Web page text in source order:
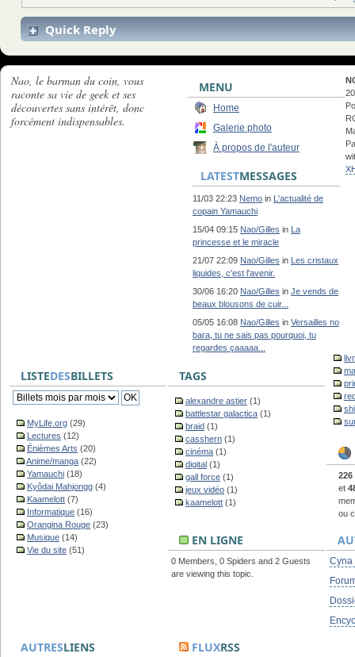
Quick Reply
Nao, le barman du coin, vous
raconte sa vie de geek et ses
découvertes sans intérêt, donc
forcément indispensables.
MENU
Home
Galerie photo
À propos de l'auteur
LATESTMESSAGES
11/03 22:23 Nemo in L'actualité de
copain Yamauchi
15/04 09:15 Nao/Gilles in La
princesse et le miracle
21/07 22:09 Nao/Gilles in Les cristaux
liquides, c'est l'avenir.
30/06 16:20 Nao/Gilles in Je vends de
beaux blousons de cuir...
05/05 16:08 Nao/Gilles in Versailles no
bara, tu ne sais pas pourquoi, tu
regardes çaaaaa...
LISTEDESBILLETS
MyLife.org (29)
Lectures (12)
Énièmes Arts (20)
Anime/manga (22)
Yamauchi (18)
Kyôdai Mahjongg (4)
Kaamelott (7)
Informatique (16)
Orangina Rouge (23)
Musique (14)
Vie du site (51)
TAGS
alexandre astier (1)
battlestar galactica (1)
braid (1)
casshern (1)
cinéma (1)
digital (1)
gall force (1)
jeux vidéo (1)
kaamelott (1)
226
et
ou
EN LIGNE
0 Members, 0 Spiders and 2 Guests
are viewing this topic.
Cyna
AUTRESLIENS FLUXRSS